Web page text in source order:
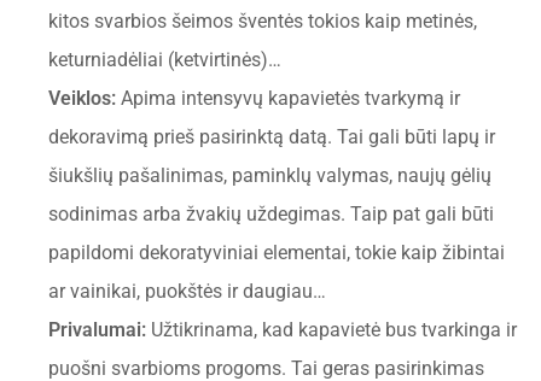
kitos svarbios šeimos šventės tokios kaip metinės,
keturniadėliai (ketvirtinės)…
Veiklos: Apima intensyvų kapavietės tvarkymą ir
dekoravimą prieš pasirinktą datą. Tai gali būti lapų ir
šiukšlių pašalinimas, paminklų valymas, naujų gėlių
sodinimas arba žvakių uždegimas. Taip pat gali būti
papildomi dekoratyviniai elementai, tokie kaip žibintai
ar vainikai, puokštės ir daugiau…
Privalumai: Užtikrinama, kad kapavietė bus tvarkinga ir
puošni svarbioms progoms. Tai geras pasirinkimas